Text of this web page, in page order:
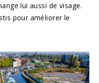
lui aussi de visage.
pour améliorer le